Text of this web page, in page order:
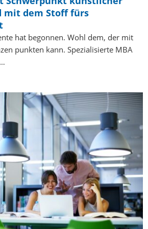
mit dem Stoff fürs
hat begonnen. Wohl dem, der mit
punkten kann. Spezialisierte MBA